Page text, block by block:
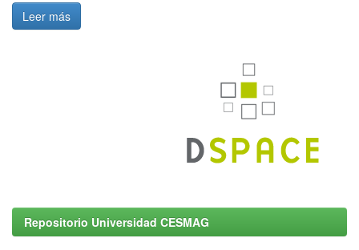
Leer más
Repositorio Universidad CESMAG